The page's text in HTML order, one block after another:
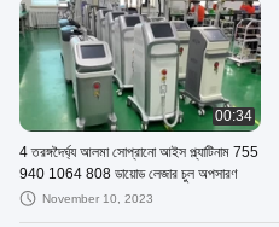
00:34
4 তরঙ্গদৈর্ঘ্য আলমা সোপ্রানো আইস প্ল্যাটিনাম 755
940 1064 808 ডায়োড লেজার চুল অপসারণ
November 10, 2023